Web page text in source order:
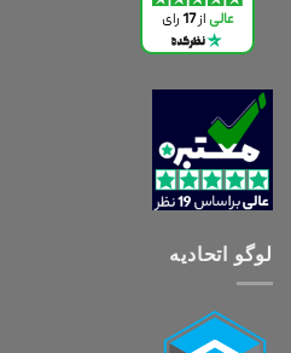
لوگو اتحادیه